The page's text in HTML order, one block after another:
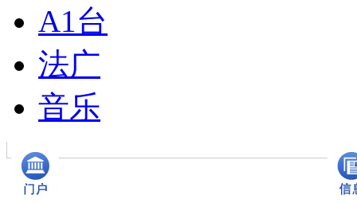
A1台
法广
音乐